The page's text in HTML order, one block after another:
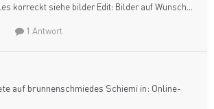
korreckt siehe bilder Edit: Bilder auf Wunsch...
1 Antwort
auf brunnenschmiedes Schiemi in: Online-